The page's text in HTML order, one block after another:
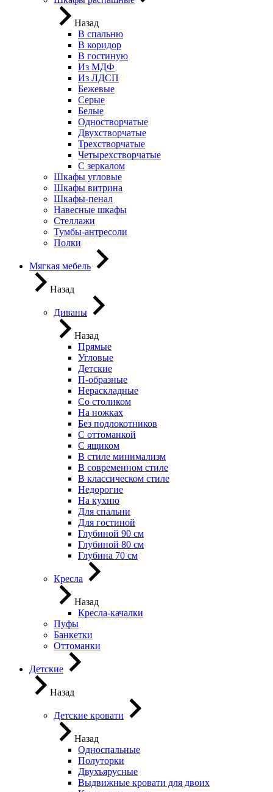
Назад
В спальню
В коридор
В гостиную
Из МДФ
Из ЛДСП
Бежевые
Серые
Белые
Одностворчатые
Двухстворчатые
Трехстворчатые
Четырехстворчатые
С зеркалом
Шкафы угловые
Шкафы витрина
Шкафы-пенал
Навесные шкафы
Стеллажи
Тумбы-антресоли
Полки
Мягкая мебель
Назад
Диваны
Назад
Прямые
Угловые
Детские
П-образные
Нераскладные
Со столиком
На ножках
Без подлокотников
С оттоманкой
С ящиком
В стиле минимализм
В современном стиле
В классическом стиле
Недорогие
На кухню
Для спальни
Для гостиной
Глубиной 90 см
Глубиной 80 см
Глубина 70 см
Кресла
Назад
Кресла-качалки
Пуфы
Банкетки
Оттоманки
Детские
Назад
Детские кровати
Назад
Односпальные
Полуторки
Двухъярусные
Выдвижные кровати для двоих